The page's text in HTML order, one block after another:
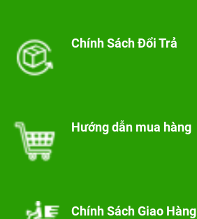
Chính Sách Đổi Trả
Hướng dẫn mua hàng
Chính Sách Giao Hàng